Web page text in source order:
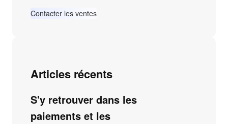
Contacter les ventes
Articles récents
S'y retrouver dans les
paiements et les